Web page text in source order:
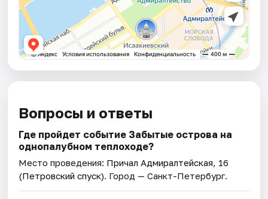
Вопросы и ответы
Где пройдет событие Забытые острова на
однопалубном теплоходе?
Место проведения: Причал Адмиралтейская, 16
(Петровский спуск). Город — Санкт-Петербург.